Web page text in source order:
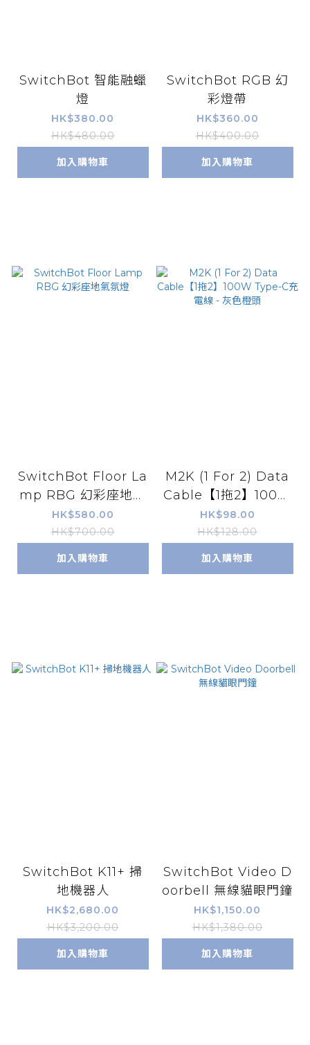
SwitchBot 智能融蠟
燈
HK$380.00
HK$480.00
加入購物車
SwitchBot RGB 幻
彩燈帶
HK$360.00
HK$400.00
加入購物車
SwitchBot Floor La
mp RBG 幻彩座地氣
氛燈
HK$580.00
HK$700.00
加入購物車
M2K (1 For 2) Data
Cable【1拖2】100W
Type-C充電線 - 灰色
橙頭
HK$98.00
HK$128.00
加入購物車
SwitchBot K11+ 掃
地機器人
HK$2,680.00
HK$3,200.00
加入購物車
SwitchBot Video D
oorbell 無線貓眼門鐘
HK$1,150.00
HK$1,380.00
加入購物車